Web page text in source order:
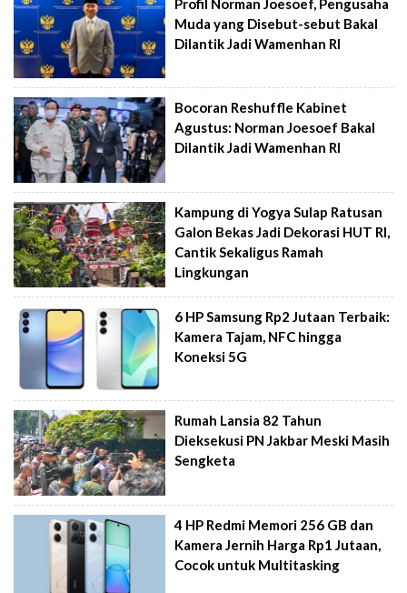
Profil Norman Joesoef, Pengusaha
Muda yang Disebut-sebut Bakal
Dilantik Jadi Wamenhan RI
Bocoran Reshuffle Kabinet
Agustus: Norman Joesoef Bakal
Dilantik Jadi Wamenhan RI
Kampung di Yogya Sulap Ratusan
Galon Bekas Jadi Dekorasi HUT RI,
Cantik Sekaligus Ramah
Lingkungan
6 HP Samsung Rp2 Jutaan Terbaik:
Kamera Tajam, NFC hingga
Koneksi 5G
Rumah Lansia 82 Tahun
Dieksekusi PN Jakbar Meski Masih
Sengketa
4 HP Redmi Memori 256 GB dan
Kamera Jernih Harga Rp1 Jutaan,
Cocok untuk Multitasking